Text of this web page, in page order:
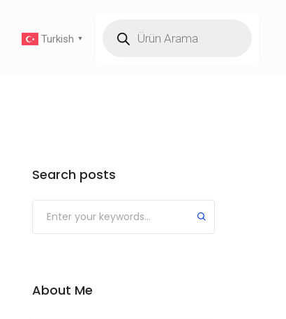
Turkish ▼
Search posts
About Me